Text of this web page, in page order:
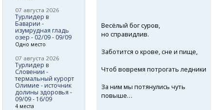
Весёлый бог суров,
но справидлив.
Заботится о крове, сне и пище,
Чтоб вовремя потрогать ледники
За ним мы потянулись чуть
повыше…
07 августа 2026
Турлидер в
Баварии -
изумрудная гладь
озер - 02/09 - 09/09
Одно место
07 августа 2026
Турлидер в
Словении -
термальный курорт
Олимие - источник
долины здоровья -
09/09 - 16/09
4 места